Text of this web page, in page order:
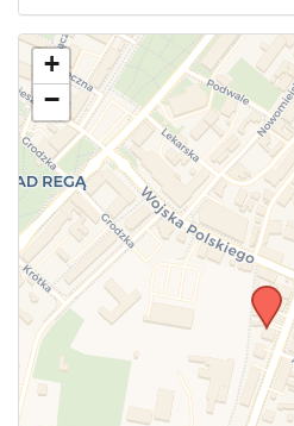
+
−